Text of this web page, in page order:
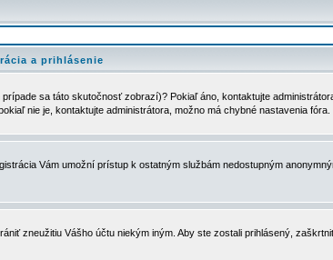
a prihlásenie
sa táto skutočnosť zobrazí)? Pokiaľ áno, kontaktujte
nie je, kontaktujte administrátora, možno má chybné nastavenia fóra.
Vám umožní prístup k ostatným službám nedostupným
zneužitiu Vášho účtu niekým iným. Aby ste zostali prihlásený,